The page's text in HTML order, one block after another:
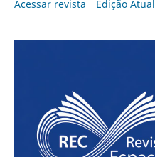
Acessar revista
Edição Atual